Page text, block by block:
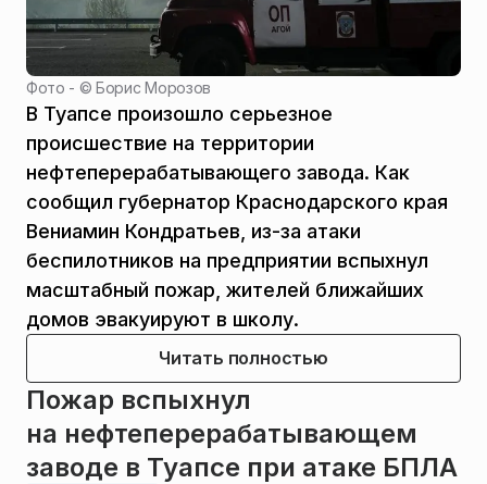
Фото - ©Борис Морозов
В Туапсе произошло серьезное
происшествие на территории
нефтеперерабатывающего завода. Как
сообщил губернатор Краснодарского края
Вениамин Кондратьев, из-за атаки
беспилотников на предприятии вспыхнул
масштабный пожар, жителей ближайших
домов эвакуируют в школу.
Читать полностью
Пожар вспыхнул
на нефтеперерабатывающем
заводе в Туапсе при атаке БПЛА